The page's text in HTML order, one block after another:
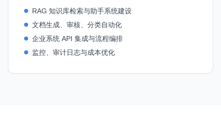
RAG 知识库检索与助手系统建设
文档生成、审核、分类自动化
企业系统 API 集成与流程编排
监控、审计日志与成本优化